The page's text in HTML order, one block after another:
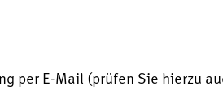
per E-Mail (prüfen Sie hierzu